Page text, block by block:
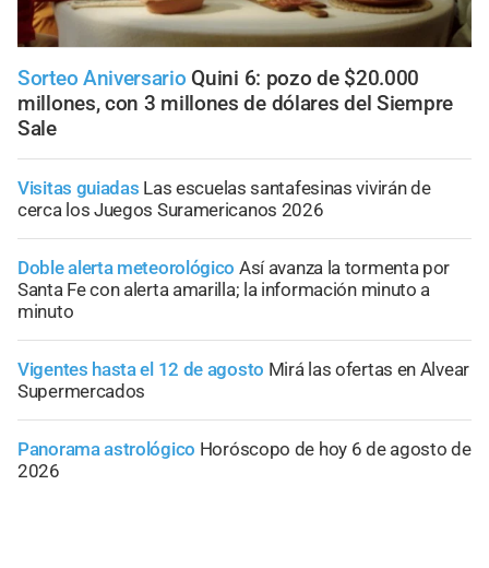
Sorteo Aniversario Quini 6: pozo de $20.000
millones, con 3 millones de dólares del Siempre
Sale
Visitas guiadas Las escuelas santafesinas vivirán de
cerca los Juegos Suramericanos 2026
Doble alerta meteorológico Así avanza la tormenta por
Santa Fe con alerta amarilla; la información minuto a
minuto
Vigentes hasta el 12 de agosto Mirá las ofertas en Alvear
Supermercados
Panorama astrológico Horóscopo de hoy 6 de agosto de
2026